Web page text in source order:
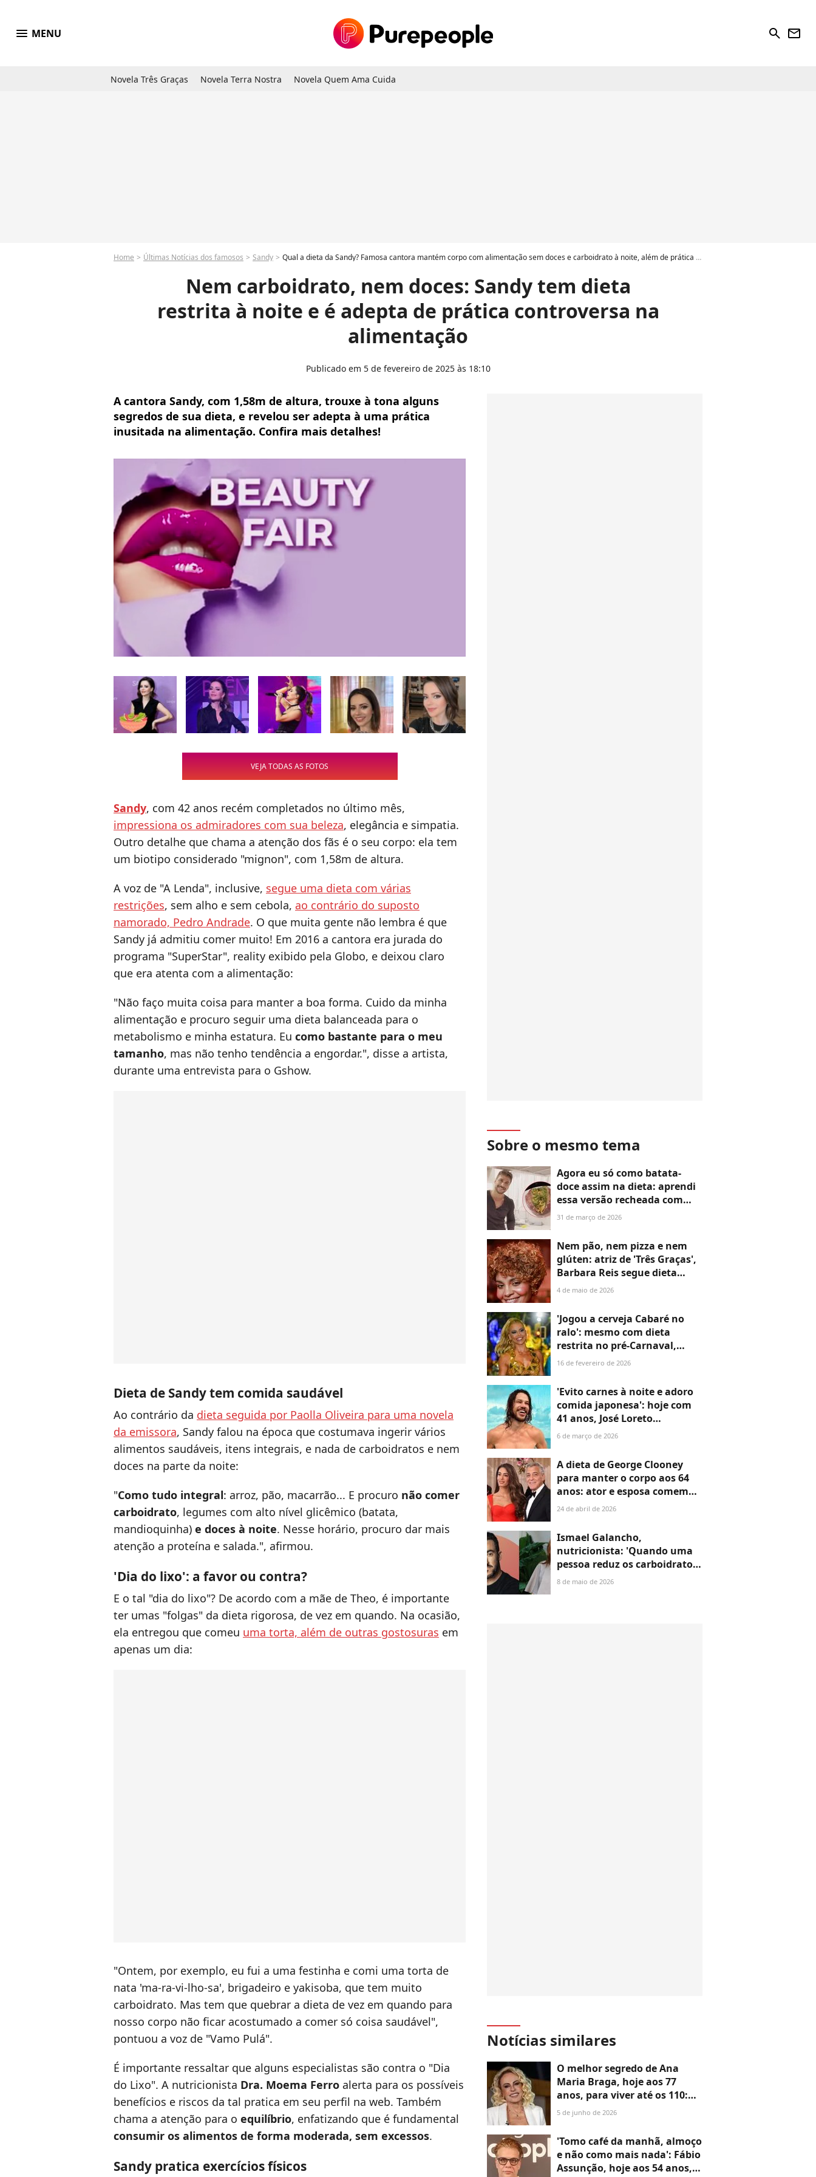
menu MENU search newsletter
Novela Três Graças Novela Terra Nostra Novela Quem Ama Cuida
Home Últimas Notícias dos famosos Sandy Qual a dieta da Sandy? Famosa cantora mantém corpo com alimentação sem doces e carboidrato à noite, além de prática inusitada. Detalhes!
Nem carboidrato, nem doces: Sandy tem dieta
restrita à noite e é adepta de prática controversa na
alimentação
Publicado em 5 de fevereiro de 2025 às 18:10
A cantora Sandy, com 1,58m de altura, trouxe à tona alguns
segredos de sua dieta, e revelou ser adepta à uma prática
inusitada na alimentação. Confira mais detalhes!
VEJA TODAS AS FOTOS
Sandy, com 42 anos recém completados no último mês,
impressiona os admiradores com sua beleza, elegância e simpatia.
Outro detalhe que chama a atenção dos fãs é o seu corpo: ela tem
um biotipo considerado "mignon", com 1,58m de altura.
A voz de "A Lenda", inclusive, segue uma dieta com várias
restrições, sem alho e sem cebola, ao contrário do suposto
namorado, Pedro Andrade. O que muita gente não lembra é que
Sandy já admitiu comer muito! Em 2016 a cantora era jurada do
programa "SuperStar", reality exibido pela Globo, e deixou claro
que era atenta com a alimentação:
"Não faço muita coisa para manter a boa forma. Cuido da minha
alimentação e procuro seguir uma dieta balanceada para o
metabolismo e minha estatura. Eu como bastante para o meu
tamanho, mas não tenho tendência a engordar.", disse a artista,
durante uma entrevista para o Gshow.
Dieta de Sandy tem comida saudável
Ao contrário da dieta seguida por Paolla Oliveira para uma novela
da emissora, Sandy falou na época que costumava ingerir vários
alimentos saudáveis, itens integrais, e nada de carboidratos e nem
doces na parte da noite:
"Como tudo integral: arroz, pão, macarrão... E procuro não comer
carboidrato, legumes com alto nível glicêmico (batata,
mandioquinha) e doces à noite. Nesse horário, procuro dar mais
atenção a proteína e salada.", afirmou.
'Dia do lixo': a favor ou contra?
E o tal "dia do lixo"? De acordo com a mãe de Theo, é importante
ter umas "folgas" da dieta rigorosa, de vez em quando. Na ocasião,
ela entregou que comeu uma torta, além de outras gostosuras em
apenas um dia:
"Ontem, por exemplo, eu fui a uma festinha e comi uma torta de
nata 'ma-ra-vi-lho-sa', brigadeiro e yakisoba, que tem muito
carboidrato. Mas tem que quebrar a dieta de vez em quando para
nosso corpo não ficar acostumado a comer só coisa saudável",
pontuou a voz de "Vamo Pulá".
É importante ressaltar que alguns especialistas são contra o "Dia
do Lixo". A nutricionista Dra. Moema Ferro alerta para os possíveis
benefícios e riscos da tal pratica em seu perfil na web. Também
chama a atenção para o equilíbrio, enfatizando que é fundamental
consumir os alimentos de forma moderada, sem excessos.
Sandy pratica exercícios físicos
Sobre o mesmo tema
Agora eu só como batata-
doce assim na dieta: aprendi
essa versão recheada com
frango e requeijão light com
minha mãe ficou viciada
31 de março de 2026
Nem pão, nem pizza e nem
glúten: atriz de 'Três Graças',
Barbara Reis segue dieta
super restrita após
cura. 'Tento levar essa
situação...'
4 de maio de 2026
'Jogou a cerveja Cabaré no
ralo': mesmo com dieta
restrita no pré-Carnaval,
Virginia vira nova garota-
famosa e web cita marca do
ex-sogro, Leonardo
16 de fevereiro de 2026
'Evito carnes à noite e adoro
comida japonesa': hoje com
41 anos, José Loreto
radicalizou alimentação e
após diagnóstico
6 de março de 2026
A dieta de George Clooney
para manter o corpo aos 64
anos: ator e esposa comem
sopa de algas e ovo cozido,
noite de pizzas
24 de abril de 2026
Ismael Galancho,
nutricionista: 'Quando uma
pessoa reduz os carboidratos
em sua dieta, perde peso e
8 de maio de 2026
Notícias similares
O melhor segredo de Ana
Maria Braga, hoje aos 77
anos, para viver até os 110:
'Para isso, eu preciso comer
direito, dormir direito e fazer
ginástica'
5 de junho de 2026
'Tomo café da manhã, almoço
e não como mais nada': Fábio
Assunção, hoje aos 54 anos,